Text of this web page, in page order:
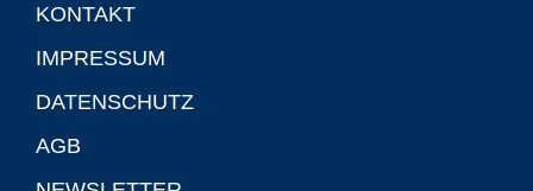
KONTAKT
IMPRESSUM
DATENSCHUTZ
AGB